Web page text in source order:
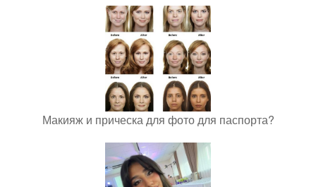
Макияж и прическа для фото для паспорта?